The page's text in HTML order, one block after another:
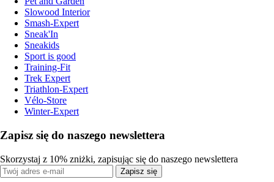
Slowood Interior
Smash-Expert
Sneak'In
Sneakids
Sport is good
Training-Fit
Trek Expert
Triathlon-Expert
Vélo-Store
Winter-Expert
Zapisz się do naszego newslettera
Skorzystaj z 10% zniżki, zapisując się do naszego newslettera
Zapisz się